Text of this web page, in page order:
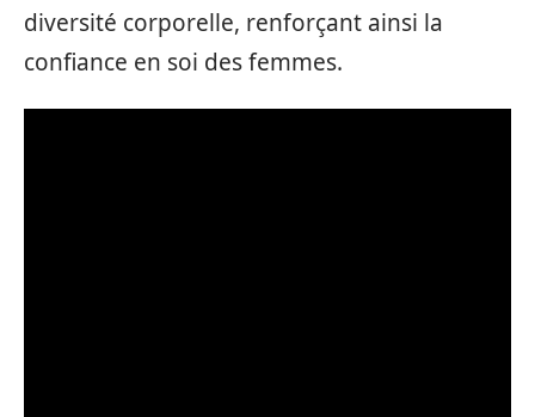
diversité corporelle, renforçant ainsi la
confiance en soi des femmes.